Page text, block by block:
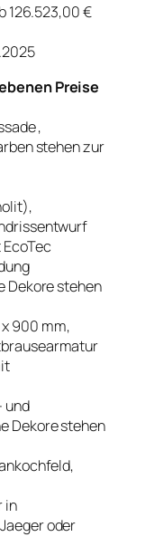
126.523,00 €
Preise
,
stehen zur
Dekore stehen
900 mm,
und
Dekore stehen
in
oder